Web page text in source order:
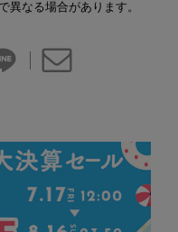
異なる場合があります。